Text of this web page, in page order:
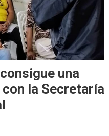
una
la Secretaría